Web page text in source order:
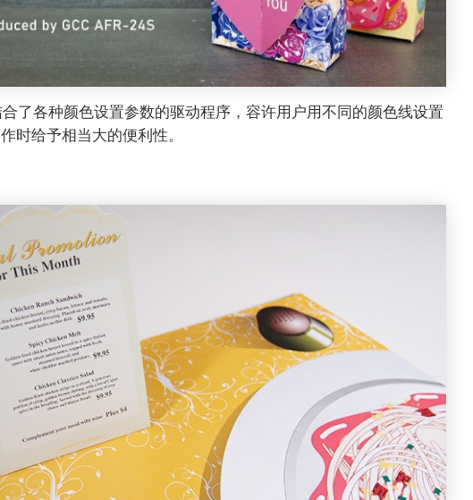
了各种颜色设置参数的驱动程序，容许用户用不同的颜色线设置
时给予相当大的便利性。